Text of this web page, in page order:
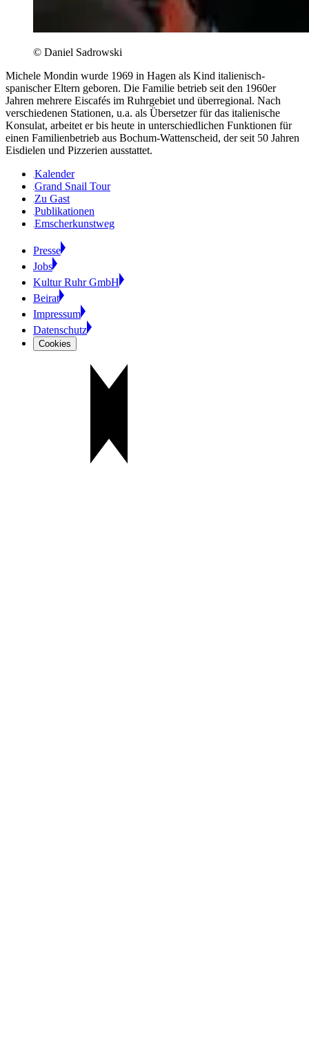
© Daniel Sadrowski
Michele Mondin wurde 1969 in Hagen als Kind italienisch-
spanischer Eltern geboren. Die Familie betrieb seit den 1960er
Jahren mehrere Eiscafés im Ruhrgebiet und überregional. Nach
verschiedenen Stationen, u.a. als Übersetzer für das italienische
Konsulat, arbeitet er bis heute in unterschiedlichen Funktionen für
einen Familienbetrieb aus Bochum-Wattenscheid, der seit 50 Jahren
Eisdielen und Pizzerien ausstattet.
Kalender
Grand Snail Tour
Zu Gast
Publikationen
Emscherkunstweg
Presse
Jobs
Kultur Ruhr GmbH
Beirat
Impressum
Datenschutz
Cookies